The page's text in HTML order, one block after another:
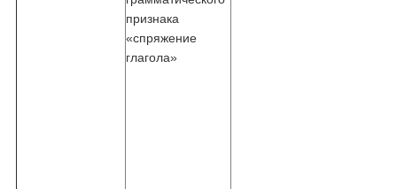
признака
«спряжение
глагола»